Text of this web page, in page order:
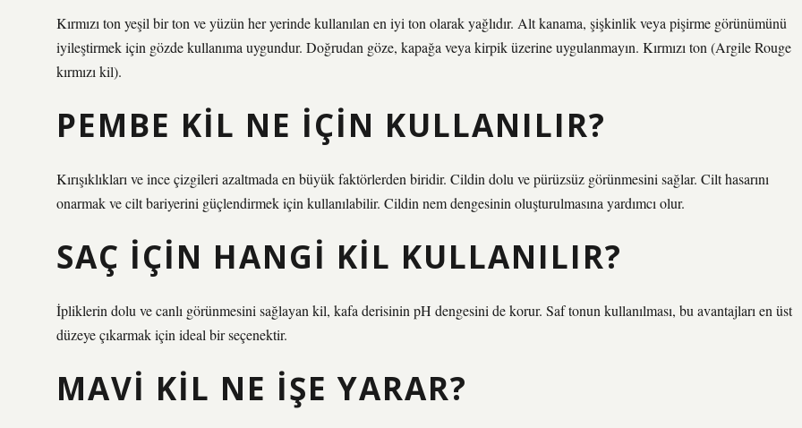
Kırmızı ton yeşil bir ton ve yüzün her yerinde kullanılan en iyi ton olarak yağlıdır. Alt kanama, şişkinlik veya pişirme görünümünü
iyileştirmek için gözde kullanıma uygundur. Doğrudan göze, kapağa veya kirpik üzerine uygulanmayın. Kırmızı ton (Argile Rouge
kırmızı kil).
PEMBE KIL NE IÇIN KULLANILIR?
Kırışıklıkları ve ince çizgileri azaltmada en büyük faktörlerden biridir. Cildin dolu ve pürüzsüz görünmesini sağlar. Cilt hasarını
onarmak ve cilt bariyerini güçlendirmek için kullanılabilir. Cildin nem dengesinin oluşturulmasına yardımcı olur.
SAÇ IÇIN HANGI KIL KULLANILIR?
İpliklerin dolu ve canlı görünmesini sağlayan kil, kafa derisinin pH dengesini de korur. Saf tonun kullanılması, bu avantajları en üst
düzeye çıkarmak için ideal bir seçenektir.
MAVI KIL NE IŞE YARAR?